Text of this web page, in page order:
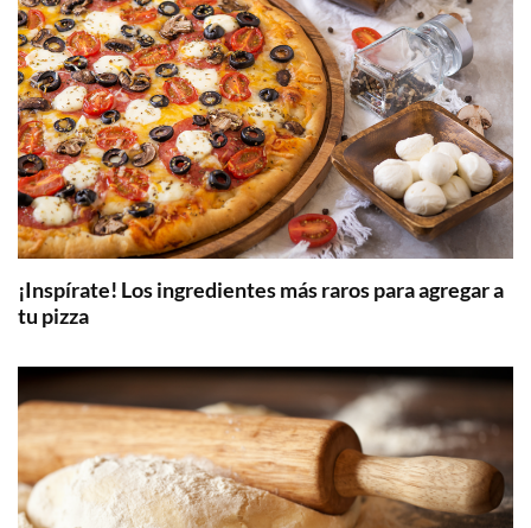
¡Inspírate! Los ingredientes más raros para agregar a
tu pizza